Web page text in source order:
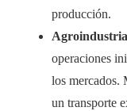
producción.
operaciones
los mercados.
un transporte